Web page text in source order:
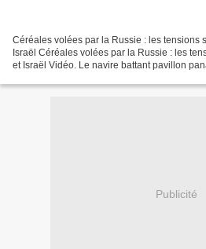
Céréales volées par la Russie : les tensions
Israël Céréales volées par la Russie : les
et Israël Vidéo. Le navire battant pavillon
Publicité